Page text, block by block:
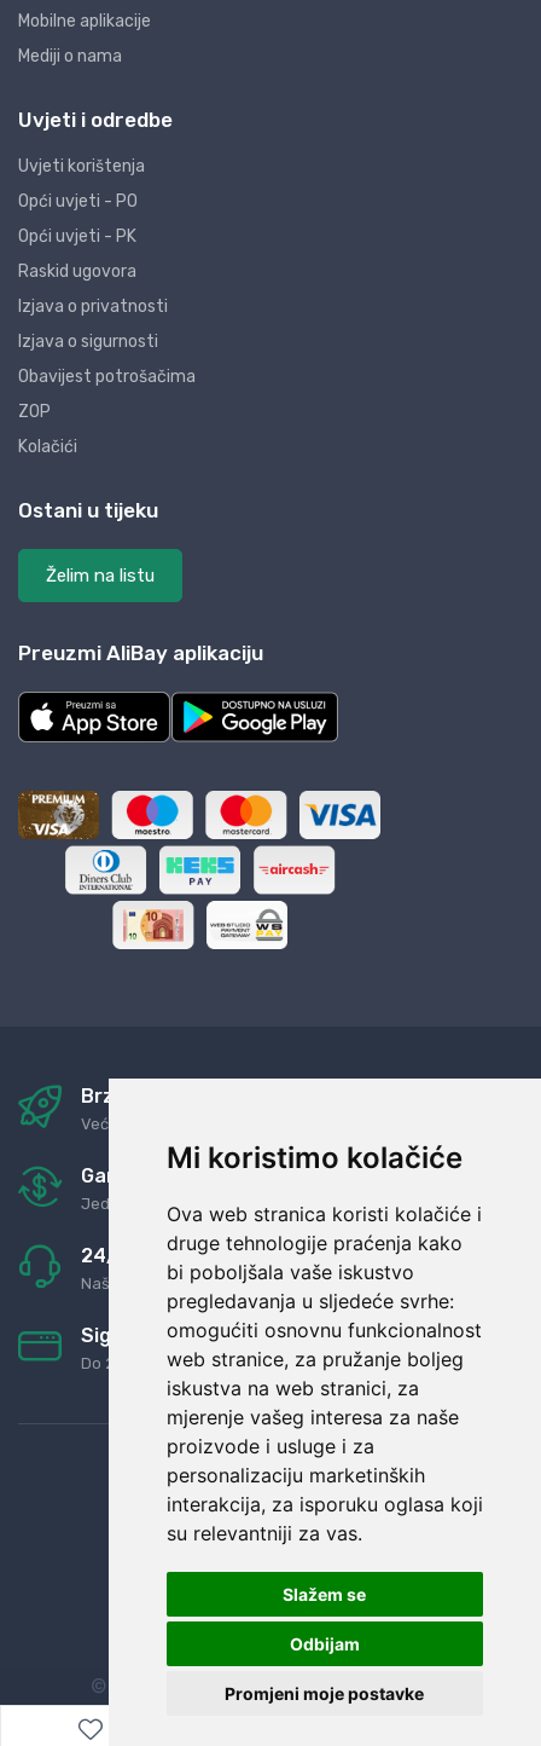
Mi koristimo kolačiće
Ova web stranica koristi kolačiće i
druge tehnologije praćenja kako
bi poboljšala vaše iskustvo
pregledavanja u sljedeće svrhe:
omogućiti osnovnu funkcionalnost
web stranice, za pružanje boljeg
iskustva na web stranici, za
mjerenje vašeg interesa za naše
proizvode i usluge i za
personalizaciju marketinških
interakcija, za isporuku oglasa koji
su relevantniji za vas.
Slažem se
Odbijam
Promjeni moje postavke
Mobilne aplikacije
Mediji o nama
Uvjeti i odredbe
Uvjeti korištenja
Opći uvjeti - PO
Opći uvjeti - PK
Raskid ugovora
Izjava o privatnosti
Izjava o sigurnosti
Obavijest potrošačima
ZOP
Kolačići
Ostani u tijeku
Želim na listu
Preuzmi AliBay aplikaciju
Brza i sigurna dostava
Već za nekoliko dana kod vas
Garancija u povrat novaca
Jednostavno pravilo: Roba za novac
24/7 odlična podrška
Naši agenti uvijek na raspolaganju
Sigurno obročno plaćanje
Do 24 rata bez kamata
© Sva prava zadržana. Dopi grupa d.o.o.